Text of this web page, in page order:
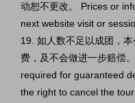
动恕不更改。 Prices or
next website visit or
19. 如人数不足以成团，
费，及不会做进一步赔偿
required for guaranteed
the right to cancel the